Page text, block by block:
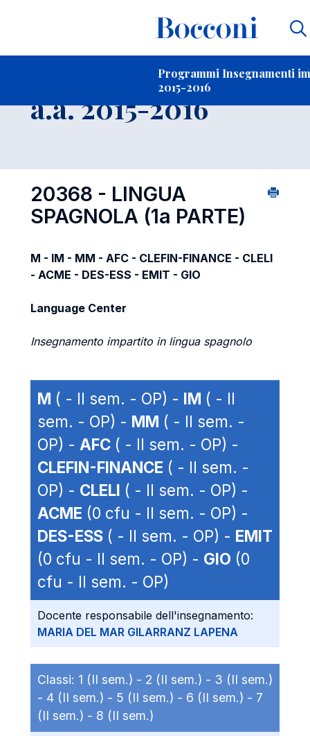
Programmi Insegnamenti
2015-2016
Contatti
Insegnamento
a.a. 2015-2016
20368 - LINGUA
SPAGNOLA (1a PARTE)
M - IM - MM - AFC - CLEFIN-FINANCE - CLELI
- ACME - DES-ESS - EMIT - GIO
Language Center
Insegnamento impartito in lingua spagnolo
M ( - II sem. - OP) - IM ( - II
sem. - OP) - MM ( - II sem. -
OP) - AFC ( - II sem. - OP) -
CLEFIN-FINANCE ( - II sem. -
OP) - CLELI ( - II sem. - OP) -
ACME (0 cfu - II sem. - OP) -
DES-ESS ( - II sem. - OP) - EMIT
(0 cfu - II sem. - OP) - GIO (0
cfu - II sem. - OP)
Docente responsabile dell'insegnamento:
MARIA DEL MAR GILARRANZ LAPENA
Classi: 1 (II sem.) - 2 (II sem.) - 3 (II sem.)
- 4 (II sem.) - 5 (II sem.) - 6 (II sem.) - 7
(II sem.) - 8 (II sem.)